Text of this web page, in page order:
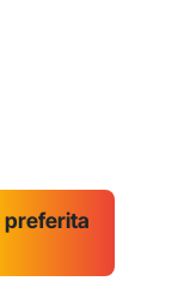
preferita